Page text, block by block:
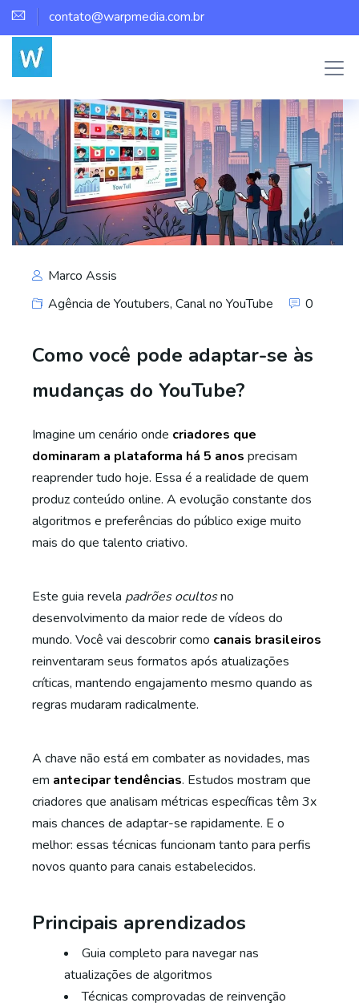
contato@warpmedia.com.br
Marco Assis
Agência de Youtubers, Canal no YouTube 0
Como você pode adaptar-se às
mudanças do YouTube?
Imagine um cenário onde criadores que
dominaram a plataforma há 5 anos precisam
reaprender tudo hoje. Essa é a realidade de quem
produz conteúdo online. A evolução constante dos
algoritmos e preferências do público exige muito
mais do que talento criativo.
Este guia revela padrões ocultosno
desenvolvimento da maior rede de vídeos do
mundo. Você vai descobrir como canais brasileiros
reinventaram seus formatos após atualizações
críticas, mantendo engajamento mesmo quando as
regras mudaram radicalmente.
A chave não está em combater as novidades, mas
em antecipar tendências. Estudos mostram que
criadores que analisam métricas específicas têm 3x
mais chances de adaptar-se rapidamente. E o
melhor: essas técnicas funcionam tanto para perfis
novos quanto para canais estabelecidos.
Principais aprendizados
Guia completo para navegar nas
atualizações de algoritmos
Técnicas comprovadas de reinvenção